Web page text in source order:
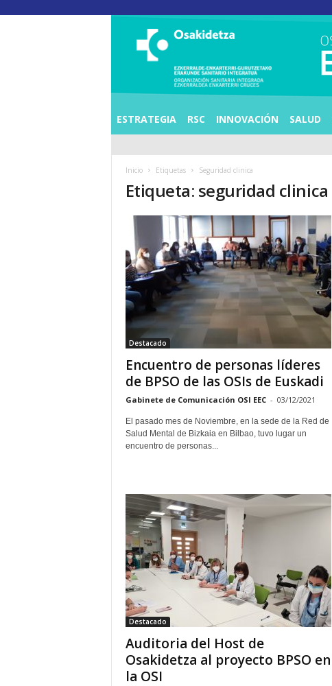
A
ESTRATEGIA RSC INNOVACIÓN SALUD
Inicio Etiquetas Seguridad clinica
Etiqueta: seguridad clinica
Destacado
Encuentro de personas líderes
de BPSO de las OSIs de Euskadi
Gabinete de Comunicación OSI EEC - 03/12/2021
El pasado mes de Noviembre, en la sede de la Red de
Salud Mental de Bizkaia en Bilbao, tuvo lugar un
encuentro de personas...
Destacado
Auditoria del Host de
Osakidetza al proyecto BPSO en
la OSI